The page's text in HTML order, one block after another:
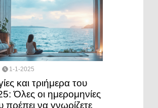
1-1-2025
και τριήμερα του
Όλες οι ημερομηνίες
πρέπει να γνωρίζετε